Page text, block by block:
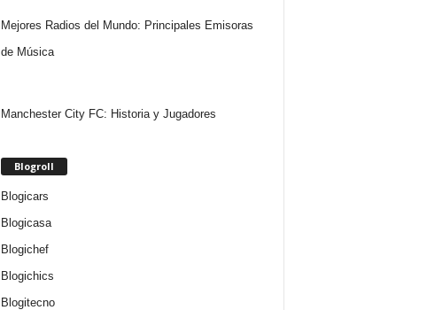
Mejores Radios del Mundo: Principales Emisoras
de Música
Manchester City FC: Historia y Jugadores
Blogroll
Blogicars
Blogicasa
Blogichef
Blogichics
Blogitecno